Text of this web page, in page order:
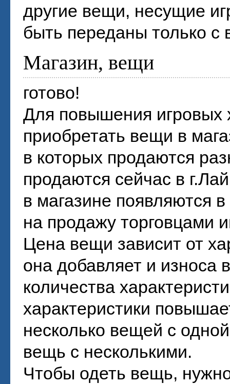
другие вещи, несущие
быть переданы только
Магазин, вещи
готово!
Для повышения игровых
приобретать вещи в
в которых продаются
продаются сейчас в
в магазине появляются
на продажу торговцами
Цена вещи зависит от
она добавляет и
количества
характеристики
несколько вещей с
вещь с несколькими.
Чтобы одеть вещь,